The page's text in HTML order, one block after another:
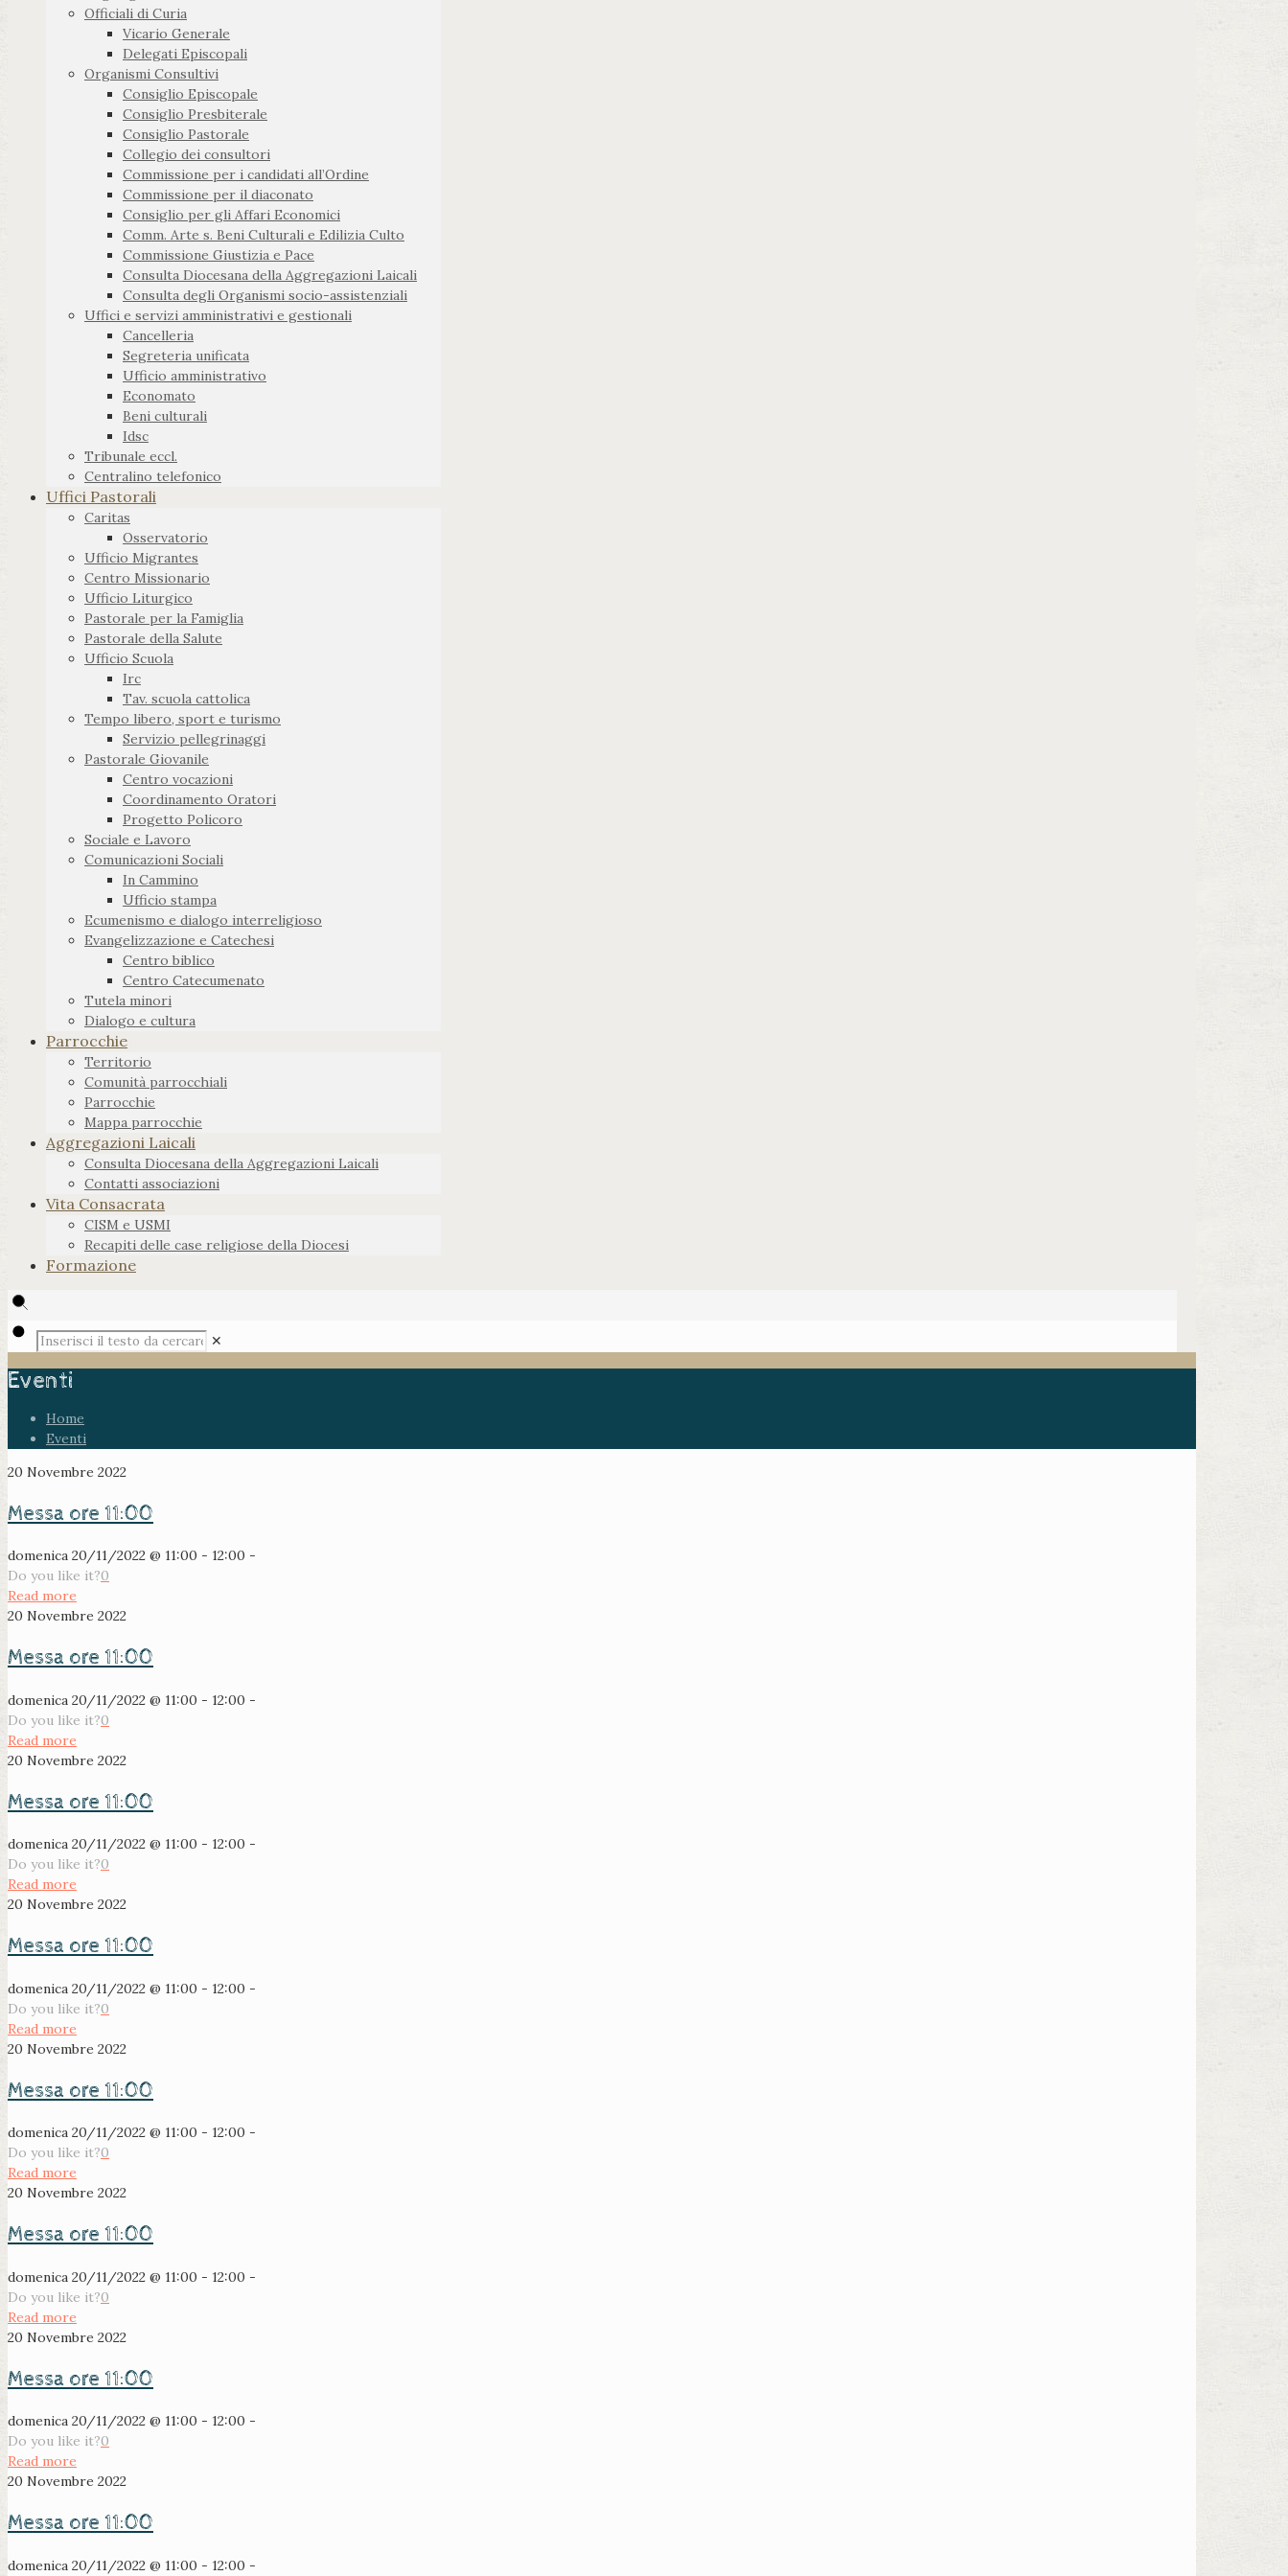
Officiali di Curia
Vicario Generale
Delegati Episcopali
Organismi Consultivi
Consiglio Episcopale
Consiglio Presbiterale
Consiglio Pastorale
Collegio dei consultori
Commissione per i candidati all’Ordine
Commissione per il diaconato
Consiglio per gli Affari Economici
Comm. Arte s. Beni Culturali e Edilizia Culto
Commissione Giustizia e Pace
Consulta Diocesana della Aggregazioni Laicali
Consulta degli Organismi socio-assistenziali
Uffici e servizi amministrativi e gestionali
Cancelleria
Segreteria unificata
Ufficio amministrativo
Economato
Beni culturali
Idsc
Tribunale eccl.
Centralino telefonico
Uffici Pastorali
Caritas
Osservatorio
Ufficio Migrantes
Centro Missionario
Ufficio Liturgico
Pastorale per la Famiglia
Pastorale della Salute
Ufficio Scuola
Irc
Tav. scuola cattolica
Tempo libero, sport e turismo
Servizio pellegrinaggi
Pastorale Giovanile
Centro vocazioni
Coordinamento Oratori
Progetto Policoro
Sociale e Lavoro
Comunicazioni Sociali
In Cammino
Ufficio stampa
Ecumenismo e dialogo interreligioso
Evangelizzazione e Catechesi
Centro biblico
Centro Catecumenato
Tutela minori
Dialogo e cultura
Parrocchie
Territorio
Comunità parrocchiali
Parrocchie
Mappa parrocchie
Aggregazioni Laicali
Consulta Diocesana della Aggregazioni Laicali
Contatti associazioni
Vita Consacrata
CISM e USMI
Recapiti delle case religiose della Diocesi
Formazione
✕
Eventi
Home
Eventi
20 Novembre 2022
Messa ore 11:00
domenica 20/11/2022 @ 11:00 - 12:00 -
Do you like it?0
Read more
20 Novembre 2022
Messa ore 11:00
domenica 20/11/2022 @ 11:00 - 12:00 -
Do you like it?0
Read more
20 Novembre 2022
Messa ore 11:00
domenica 20/11/2022 @ 11:00 - 12:00 -
Do you like it?0
Read more
20 Novembre 2022
Messa ore 11:00
domenica 20/11/2022 @ 11:00 - 12:00 -
Do you like it?0
Read more
20 Novembre 2022
Messa ore 11:00
domenica 20/11/2022 @ 11:00 - 12:00 -
Do you like it?0
Read more
20 Novembre 2022
Messa ore 11:00
domenica 20/11/2022 @ 11:00 - 12:00 -
Do you like it?0
Read more
20 Novembre 2022
Messa ore 11:00
domenica 20/11/2022 @ 11:00 - 12:00 -
Do you like it?0
Read more
20 Novembre 2022
Messa ore 11:00
domenica 20/11/2022 @ 11:00 - 12:00 -